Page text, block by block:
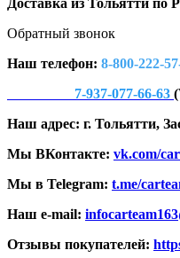
Доставка из Тольятти по
Обратный звонок
Наш телефон: 8-800-222-
7-937-077-66-63
Наш адрес: г. Тольятти,
Мы ВКонтакте: vk.com/
Мы в Telegram: t.me/
Наш e-mail:
Отзывы покупателей: